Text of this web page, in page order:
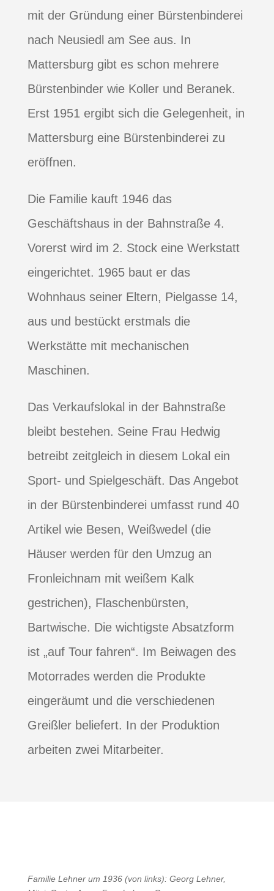
mit der Gründung einer Bürstenbinderei
nach Neusiedl am See aus. In
Mattersburg gibt es schon mehrere
Bürstenbinder wie Koller und Beranek.
Erst 1951 ergibt sich die Gelegenheit, in
Mattersburg eine Bürstenbinderei zu
eröffnen.
Die Familie kauft 1946 das
Geschäftshaus in der Bahnstraße 4.
Vorerst wird im 2. Stock eine Werkstatt
eingerichtet. 1965 baut er das
Wohnhaus seiner Eltern, Pielgasse 14,
aus und bestückt erstmals die
Werkstätte mit mechanischen
Maschinen.
Das Verkaufslokal in der Bahnstraße
bleibt bestehen. Seine Frau Hedwig
betreibt zeitgleich in diesem Lokal ein
Sport- und Spielgeschäft. Das Angebot
in der Bürstenbinderei umfasst rund 40
Artikel wie Besen, Weißwedel (die
Häuser werden für den Umzug an
Fronleichnam mit weißem Kalk
gestrichen), Flaschenbürsten,
Bartwische. Die wichtigste Absatzform
ist „auf Tour fahren“. Im Beiwagen des
Motorrades werden die Produkte
eingeräumt und die verschiedenen
Greißler beliefert. In der Produktion
arbeiten zwei Mitarbeiter.
Familie Lehner um 1936 (von links): Georg Lehner,